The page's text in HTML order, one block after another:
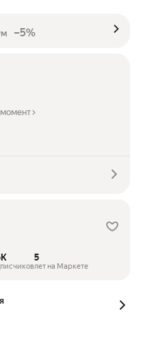
–5%
5
лет на Маркете